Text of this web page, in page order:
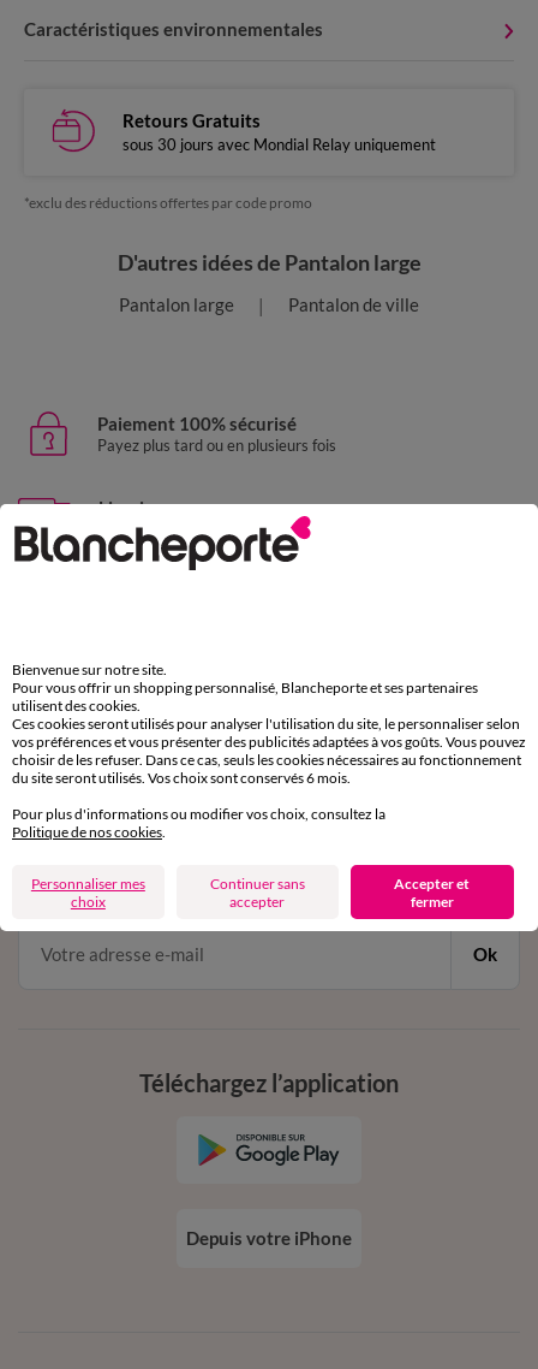
Caractéristiques environnementales
Retours Gratuits
sous 30 jours avec Mondial Relay uniquement
*exclu des réductions offertes par code promo
D'autres idées de Pantalon large
Pantalon large Pantalon de ville
Paiement 100% sécurisé
Payez plus tard ou en plusieurs fois
Livraison express
domicile, relais, consignes automatiques
Service clients
par chat et par téléphone
de 8h00 à 20h00 du lundi au samedi
11€ Offerts
en vous inscrivant à la newsletter
conditions dans votre email de confirmation
Ok
Téléchargez l’application
Depuis votre iPhone
Bienvenue sur notre site.
Pour vous offrir un shopping personnalisé, Blancheporte et ses partenaires
utilisent des cookies.
Ces cookies seront utilisés pour analyser l'utilisation du site, le personnaliser selon
vos préférences et vous présenter des publicités adaptées à vos goûts. Vous pouvez
choisir de les refuser. Dans ce cas, seuls les cookies nécessaires au fonctionnement
du site seront utilisés. Vos choix sont conservés 6 mois.
Pour plus d'informations ou modifier vos choix, consultez la
Politique de nos cookies.
Personnaliser mes
choix
Continuer sans
accepter
Accepter et
fermer